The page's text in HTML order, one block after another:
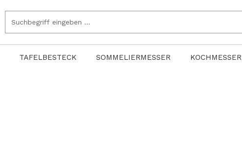
TAFELBESTECK SOMMELIERMESSER KOCHMESSER